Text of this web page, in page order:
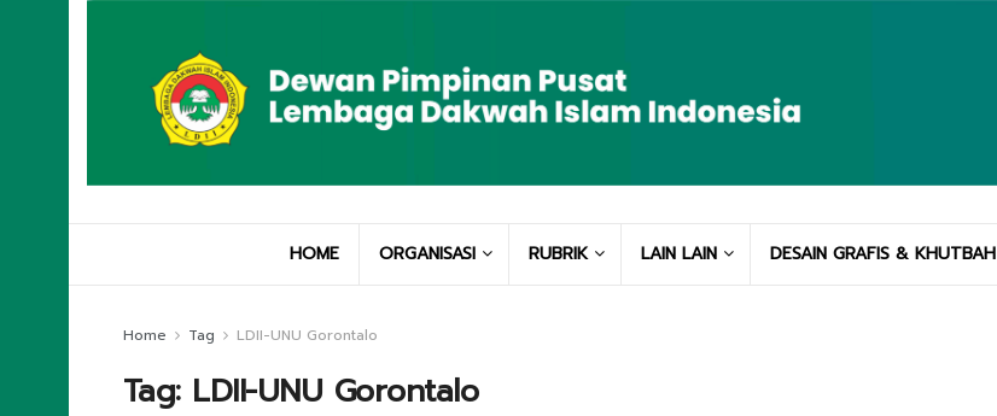
HOME ORGANISASI RUBRIK LAIN LAIN DESAIN GRAFIS & KHUTBAH
Home Tag LDII-UNU Gorontalo
Tag: LDII-UNU Gorontalo